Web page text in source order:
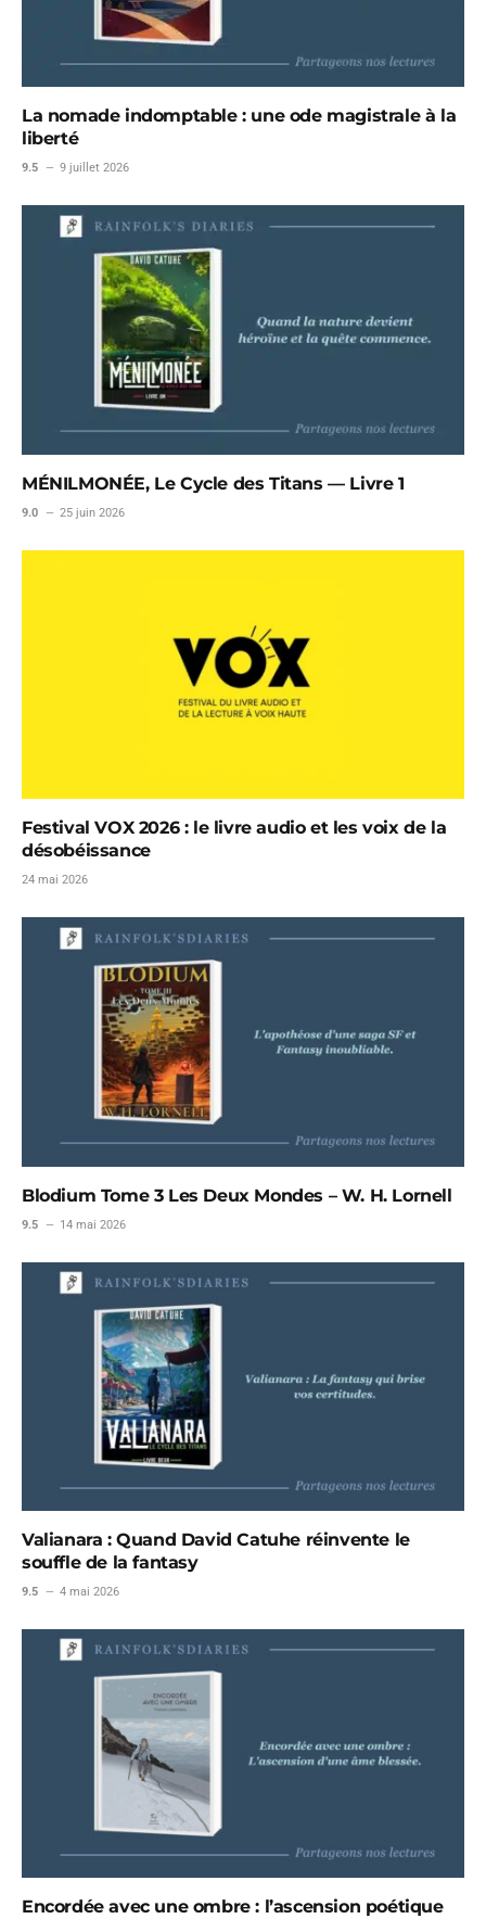
La nomade indomptable : une ode magistrale à la
liberté
9.5 9 juillet 2026
MÉNILMONÉE, Le Cycle des Titans — Livre 1
9.0 25 juin 2026
Festival VOX 2026 : le livre audio et les voix de la
désobéissance
24 mai 2026
Blodium Tome 3 Les Deux Mondes – W. H. Lornell
9.5 14 mai 2026
Valianara : Quand David Catuhe réinvente le
souffle de la fantasy
9.5 4 mai 2026
Encordée avec une ombre : l’ascension poétique